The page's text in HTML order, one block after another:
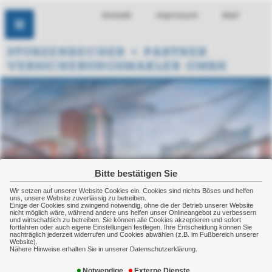
Bitte bestätigen Sie
Wir setzen auf unserer Website Cookies ein. Cookies sind nichts Böses und helfen
uns, unsere Website zuverlässig zu betreiben.
Einige der Cookies sind zwingend notwendig, ohne die der Betrieb unserer Website
nicht möglich wäre, während andere uns helfen unser Onlineangebot zu verbessern
und wirtschaftlich zu betreiben. Sie können alle Cookies akzeptieren und sofort
fortfahren oder auch eigene Einstellungen festlegen. Ihre Entscheidung können Sie
nachträglich jederzeit widerrufen und Cookies abwählen (z.B. im Fußbereich unserer
Website).
Nähere Hinweise erhalten Sie in unserer Datenschutzerklärung.
Kontakt Impressum Mail